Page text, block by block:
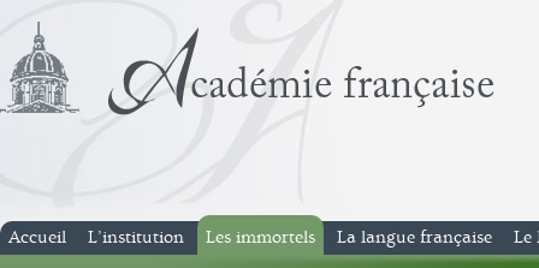
Accueil L’institution Les immortels La langue française Le